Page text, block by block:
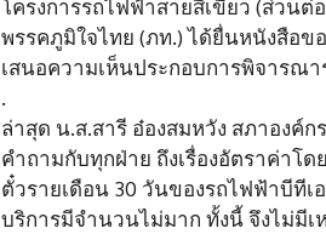
โครงการรถไฟฟ้าสายสีเขียว (ส่วนต่
พรรคภูมิใจไทย (ภท.) ได้ยื่นหนังสือ
เสนอความเห็นประกอบการพิจารณ
.
ล่าสุด น.ส.สารี อ๋องสมหวัง สภาองค์
คำถามกับทุกฝ่าย ถึงเรื่องอัตราค่าโ
ตั๋วรายเดือน 30 วันของรถไฟฟ้าบีที
บริการมีจำนวนไม่มาก ทั้งนี้ จึงไม่มี